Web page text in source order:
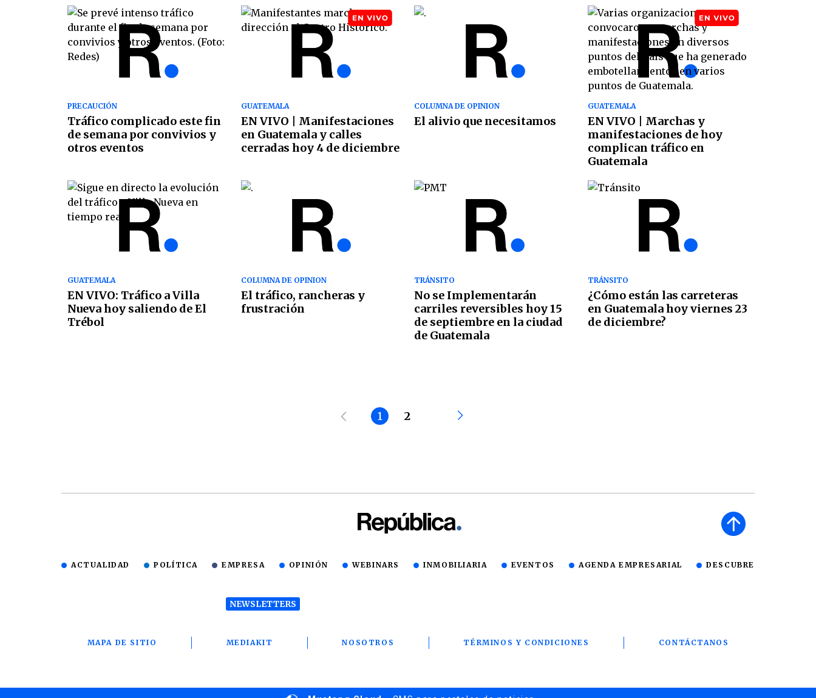
PRECAUCIÓN
Tráfico complicado este fin
de semana por convivios y
otros eventos
GUATEMALA
EN VIVO | Manifestaciones
en Guatemala y calles
cerradas hoy 4 de diciembre
COLUMNA DE OPINION
El alivio que necesitamos
GUATEMALA
EN VIVO | Marchas y
manifestaciones de hoy
complican tráfico en
Guatemala
GUATEMALA
EN VIVO: Tráfico a Villa
Nueva hoy saliendo de El
Trébol
COLUMNA DE OPINION
El tráfico, rancheras y
frustración
TRÁNSITO
No se Implementarán
carriles reversibles hoy 15
de septiembre en la ciudad
de Guatemala
TRÁNSITO
¿Cómo están las carreteras
en Guatemala hoy viernes 23
de diciembre?
1 2
ACTUALIDAD POLÍTICA EMPRESA OPINIÓN WEBINARS INMOBILIARIA EVENTOS AGENDA EMPRESARIAL DESCUBRE
NEWSLETTERS
MAPA DE SITIO MEDIAKIT NOSOTROS TÉRMINOS Y CONDICIONES CONTÁCTANOS